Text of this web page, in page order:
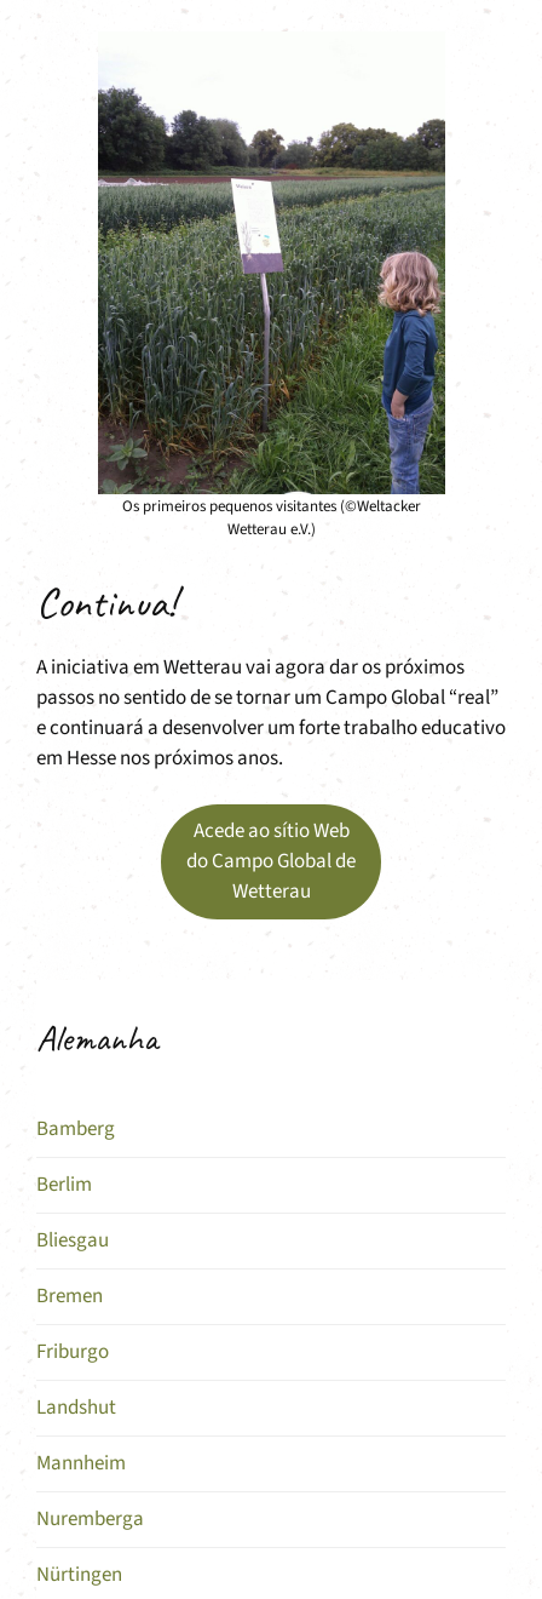
Os primeiros pequenos visitantes (©Weltacker
Wetterau e.V.)
Continua!
A iniciativa em Wetterau vai agora dar os próximos
passos no sentido de se tornar um Campo Global “real”
e continuará a desenvolver um forte trabalho educativo
em Hesse nos próximos anos.
Acede ao sítio Web
do Campo Global de
Wetterau
Alemanha
Bamberg
Berlim
Bliesgau
Bremen
Friburgo
Landshut
Mannheim
Nuremberga
Nürtingen